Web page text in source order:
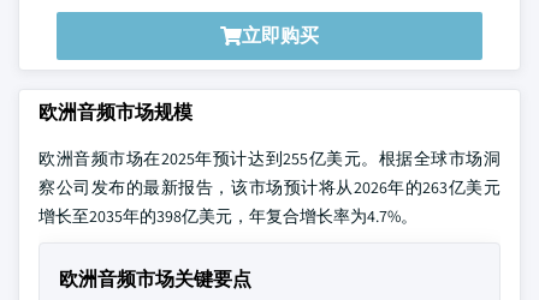
立即购买
欧洲音频市场规模
欧洲音频市场在2025年预计达到255亿美元。根据全球市场洞
察公司发布的最新报告，该市场预计将从2026年的263亿美元
增长至2035年的398亿美元，年复合增长率为4.7%。
欧洲音频市场关键要点